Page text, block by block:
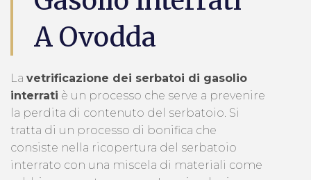
A Ovodda
La vetrificazione dei serbatoi di gasolio
interrati è un processo che serve a prevenire
la perdita di contenuto del serbatoio. Si
tratta di un processo di bonifica che
consiste nella ricopertura del serbatoio
interrato con una miscela di materiali come